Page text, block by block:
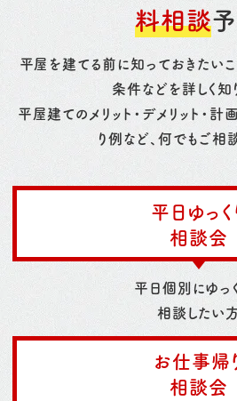
料相談
平屋を建てる前に知っておきたい
条件などを詳しく知
平屋建てのメリット・デメリット・計
り例など、何でもご相
平日ゆっく
相談会
平日個別にゆっ
相談したい
お仕事帰
相談会